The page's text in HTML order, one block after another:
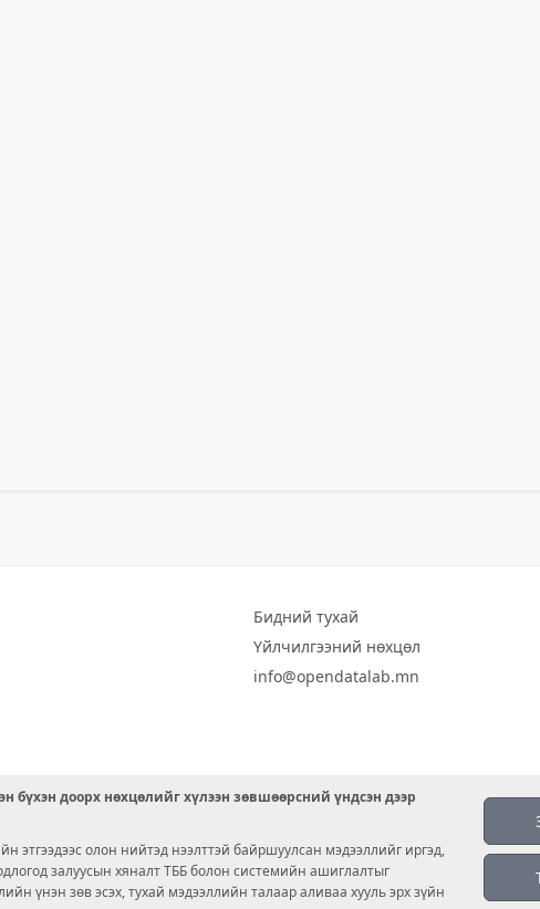
Бидний тухай
Үйлчилгээний нөхцөл
info@opendatalab.mn
бүхэн доорх нөхцөлийг хүлээн зөвшөөрсний үндсэн дээр
этгээдээс олон нийтэд нээлттэй байршуулсан мэдээллийг иргэд,
залуусын хяналт ТББ болон системийн ашиглалтыг
үнэн зөв эсэх, тухай мэдээллийн талаар аливаа хууль эрх зүйн